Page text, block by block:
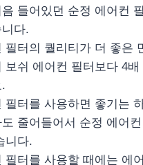
들어있던 순정 에어컨
다.
필터의 퀄리티가 더 좋은
보쉬 에어컨 필터보다 4
필터를 사용하면 좋기는
줄어들어서 순정 에어
니다.
필터를 사용할 때에는 에